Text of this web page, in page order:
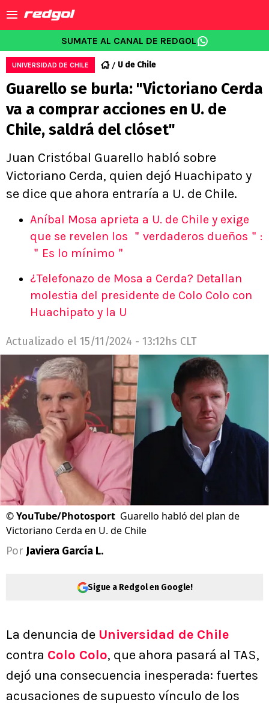
SUMATE AL CANAL DE REDGOL
UNIVERSIDAD DE CHILE U de Chile
Guarello se burla: "Victoriano Cerda
va a comprar acciones en U. de
Chile, saldrá del clóset"
Juan Cristóbal Guarello habló sobre
Victoriano Cerda, quien dejó Huachipato y
se dice que ahora entraría a U. de Chile.
Aníbal Mosa aprieta a U. de Chile y exige
que se revelen los ＂verdaderos dueños＂:
＂Es lo mínimo＂
¿Telefonazo de Mosa a Cerda? Detallan
molestia del presidente de Colo Colo con
Huachipato y la U
Actualizado el 15/11/2024 - 13:12hs CLT
©YouTube/Photosport Guarello habló del plan de
Victoriano Cerda en U. de Chile
Por Javiera García L.
Sigue a Redgol en Google!
La denuncia de Universidad de Chile
contra Colo Colo, que ahora pasará al TAS,
dejó una consecuencia inesperada: fuertes
acusaciones de supuesto vínculo de los